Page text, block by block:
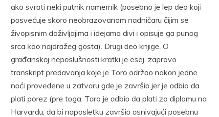
ako svrati neki putnik namernik (posebno je lep deo koji
posvećuje skoro neobrazovanom nadničaru čijim se
živopisnim doživljajima i idejama divi i opisuje ga punog
srca kao najdražeg gosta). Drugi deo knjige, O
građanskoj neposlušnosti kratki je esej, zapravo
transkript predavanja koje je Toro održao nakon jedne
noći provedene u zatvoru gde je završio jer je odbio da
plati porez (pre toga, Toro je odbio da plati za diplomu na
Harvardu, da bi naposletku završio osnivajući posebnu